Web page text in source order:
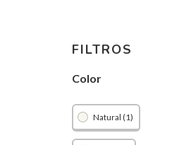
FILTROS
Color
Natural (1)